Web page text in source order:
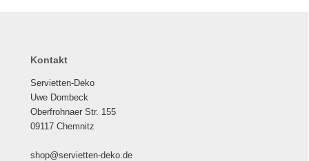
Kontakt
Servietten-Deko
Uwe Dombeck
Oberfrohnaer Str. 155
09117 Chemnitz
shop@servietten-deko.de